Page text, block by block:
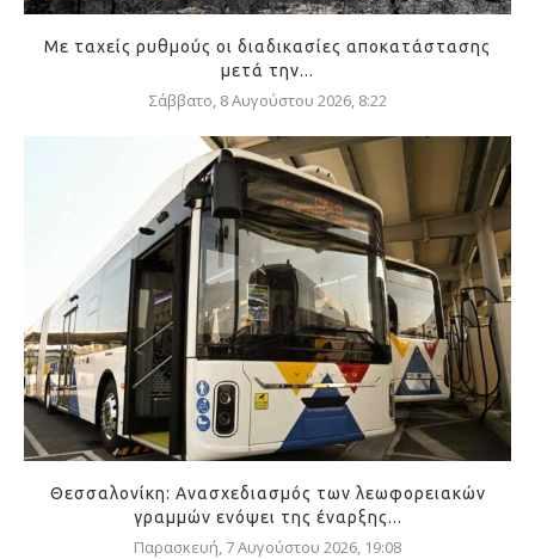
Με ταχείς ρυθμούς οι διαδικασίες αποκατάστασης
μετά την...
Σάββατο, 8 Αυγούστου 2026, 8:22
Θεσσαλονίκη: Ανασχεδιασμός των λεωφορειακών
γραμμών ενόψει της έναρξης...
Παρασκευή, 7 Αυγούστου 2026, 19:08